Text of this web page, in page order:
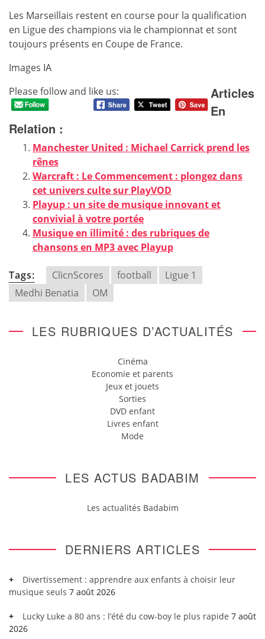
Les Marseillais restent en course pour la qualification
en Ligue des champions via le championnat et sont
toujours présents en Coupe de France.
Images IA
Please follow and like us:
Articles
En
Relation :
Manchester United : Michael Carrick prend les
rênes
Warcraft : Le Commencement : plongez dans
cet univers culte sur PlayVOD
Playup : un site de musique innovant et
convivial à votre portée
Musique en illimité : des rubriques de
chansons en MP3 avec Playup
Tags: ClicnScores football
Ligue 1
Medhi Benatia
OM
LES RUBRIQUES D’ACTUALITÉS
Cinéma
Economie et parents
Jeux et jouets
Sorties
DVD enfant
Livres enfant
Mode
LES ACTUS BADABIM
Les actualités Badabim
DERNIERS ARTICLES
Divertissement : apprendre aux enfants à choisir leur
musique seuls 7 août 2026
Lucky Luke a 80 ans : l’été du cow-boy le plus rapide 7 août
2026